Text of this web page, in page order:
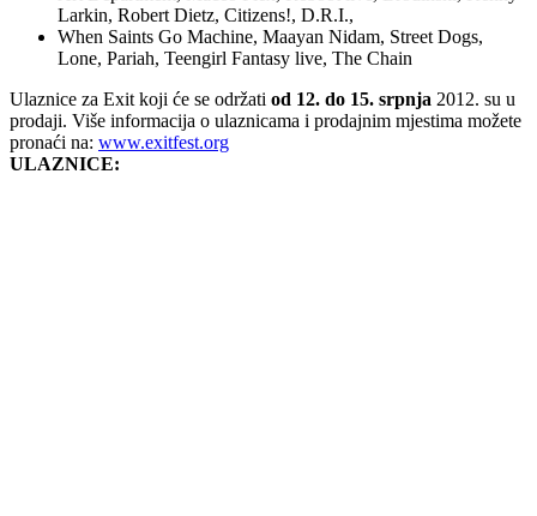
Larkin, Robert Dietz, Citizens!, D.R.I.,
When Saints Go Machine, Maayan Nidam, Street Dogs,
Lone, Pariah, Teengirl Fantasy live, The Chain
Ulaznice za Exit koji će se održati od 12. do 15. srpnja 2012. su u
prodaji. Više informacija o ulaznicama i prodajnim mjestima možete
pronaći na: www.exitfest.org
ULAZNICE: